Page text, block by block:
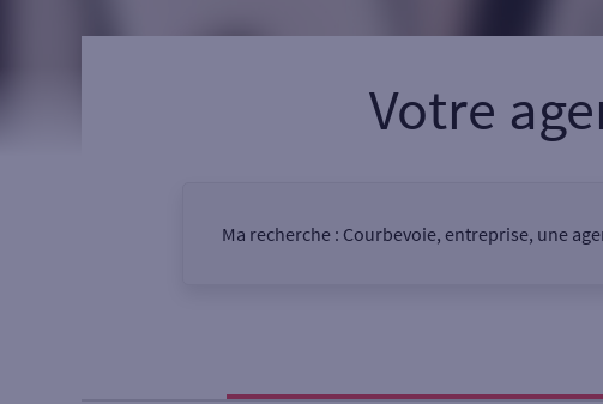
Votre
Ma recherche : Courbevoie, entreprise, une